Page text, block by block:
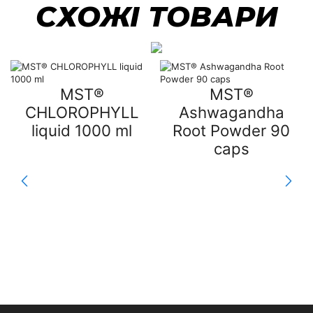
СХОЖІ ТОВАРИ
MST®
CHLOROPHYLL
liquid 1000 ml
MST®
Ashwagandha
Root Powder 90
caps